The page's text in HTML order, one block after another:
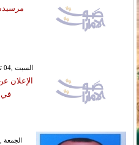
GMT 14:49 2017 السبت ,04 تشرين الثاني / نوفمبر
الإعلان
في
GMT 14:26 2020 الجمعة ,07 شباط / فبراير